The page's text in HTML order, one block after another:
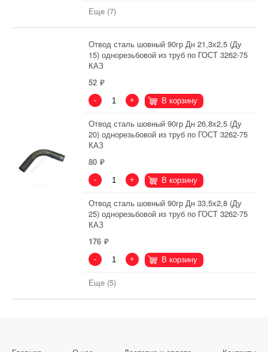
Еще (7)
Отвод сталь шовный 90гр Дн 21,3х2,5 (Ду
15) однорезьбовой из труб по ГОСТ 3262-75
КАЗ
52
- + В корзину
Отвод сталь шовный 90гр Дн 26,8х2,5 (Ду
20) однорезьбовой из труб по ГОСТ 3262-75
КАЗ
80
- + В корзину
Отвод сталь шовный 90гр Дн 33,5х2,8 (Ду
25) однорезьбовой из труб по ГОСТ 3262-75
КАЗ
176
- + В корзину
Еще (5)